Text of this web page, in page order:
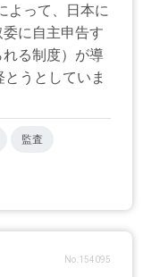
よって、日本に
に自主申告す
る制度）が導
うとしていま
監査
No.154095